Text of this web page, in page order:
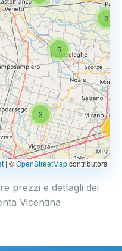
14
3
5
3
| ©OpenStreetMapcontributors
prezzi e dettagli dei
Vicentina